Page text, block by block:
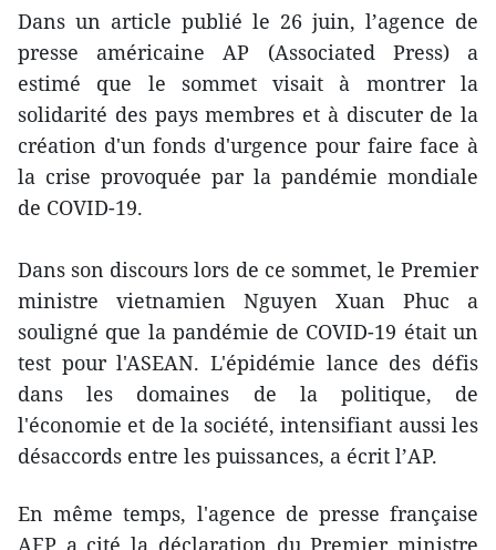
Dans un article publié le 26 juin, l’agence de
presse américaine AP (Associated Press) a
estimé que le sommet visait à montrer la
solidarité des pays membres et à discuter de la
création d'un fonds d'urgence pour faire face à
la crise provoquée par la pandémie mondiale
de COVID-19.
Dans son discours lors de ce sommet, le Premier
ministre vietnamien Nguyen Xuan Phuc a
souligné que la pandémie de COVID-19 était un
test pour l'ASEAN. L'épidémie lance des défis
dans les domaines de la politique, de
l'économie et de la société, intensifiant aussi les
désaccords entre les puissances, a écrit l’AP.
En même temps, l'agence de presse française
AFP a cité la déclaration du Premier ministre